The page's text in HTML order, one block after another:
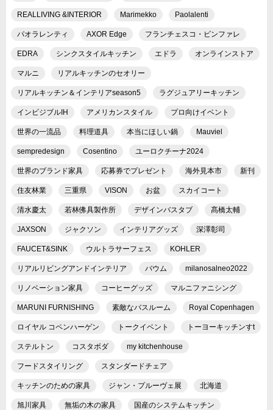
REALLIVING &INTERIOR Marimekko Paolalenti
パオラレンティ AXOR Edge フランチェスコ・ビンファレ
EDRA シンクスタイルキッチン エドラ オンラインストア
マルニ リアルキッチンのセオリー
リアルキッチン＆インテリアseason5 ラグジュアリーキッチン
インビジブルIH アメリカンスタイル プロ向けイベント
世界の一流品 料理道具 本当にほしい鍋 Mauviel
sempredesign Cosentino ユーロクチーナ2024
世界のブランド家具 応募券でプレゼント 海外見本市 新刊
住友林業 三重県 VISON お盆 スカイコート
清水慶太 若林佛具製作所 デザインバスタブ 髙橋太輔
JAXSON ジャクソン インテリアグッズ 深澤彰司
FAUCET&SINK ウルトラサーフェス KOHLER
リアルリビングアンドインテリア バウム milanosalneo2022
リノベーション家具 コーヒーグッズ マルニファニシング
MARUNI FURNISHING 素敵なバスルーム Royal Copenhagen
ロイヤル コペンハーゲン トークイベント トーヨーキッチンすt
ステルトン コスタボダ my kitchenhouse
フードスタイリング スタンダードチェア
キッチンのための家具 ジャン・プルーヴェ展 北海道
旭川家具 無垢の木の家具 国産のシステムキッチン